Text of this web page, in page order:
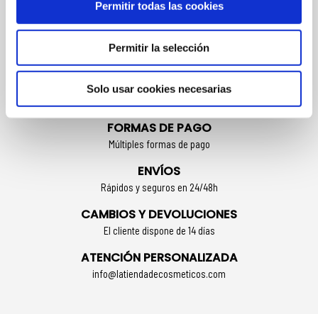
Permitir todas las cookies
Permitir la selección
Solo usar cookies necesarias
CONCENTRADO DE ÁCIDO HIALURÓNICO IDEAL PARA
Todo tipo de pieles, incluso las más sensibles. Especialmente
envejecimiento y/o que necesiten un extra de hidratación y
regeneración.
FORMAS DE PAGO
Múltiples formas de pago
ENVÍOS
Rápidos y seguros en 24/48h
CAMBIOS Y DEVOLUCIONES
El cliente dispone de 14 días
ATENCIÓN PERSONALIZADA
info@latiendadecosmeticos.com